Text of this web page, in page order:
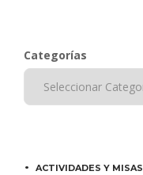
Categorías
ACTIVIDADES Y MISAS